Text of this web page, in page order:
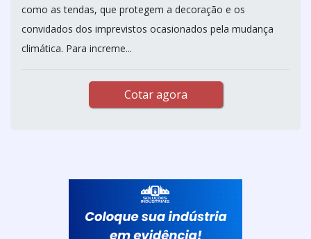
como as tendas, que protegem a decoração e os
convidados dos imprevistos ocasionados pela mudança
climática. Para increme...
Cotar agora